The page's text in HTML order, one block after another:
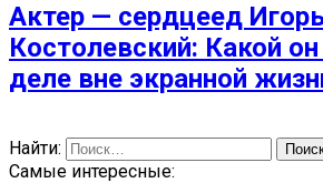
Актер — сердцеед
Костолевский: Какой
деле вне экранной
Найти:
Самые интересные: